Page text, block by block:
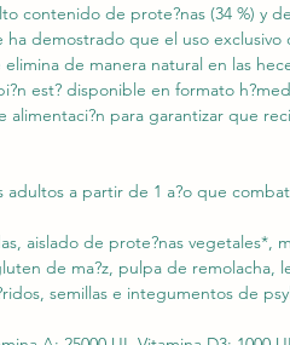
contenido de prote?nas (34 %) y
demostrado que el uso
de manera natural en las
est? disponible en formato
alimentaci?n para garantizar que
a partir de 1 a?o que
aislado de prote?nas vegetales*,
de ma?z, pulpa de remolacha,
semillas e integumentos de